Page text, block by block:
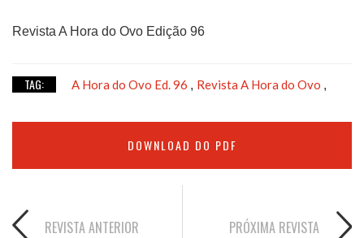
Revista A Hora do Ovo Edição 96
TAG: A Hora do Ovo Ed. 96 , Revista A Hora do Ovo ,
DOWNLOAD DO PDF
REVISTA ANTERIOR PRÓXIMA REVISTA